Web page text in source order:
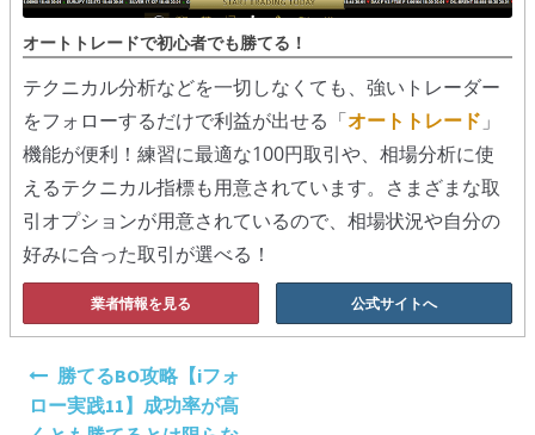
オートトレードで初心者でも勝てる！
テクニカル分析などを一切しなくても、強いトレーダー
をフォローするだけで利益が出せる「オートトレード 」
機能が便利！練習に最適な100円取引や、相場分析に使
えるテクニカル指標も用意されています。さまざまな取
引オプションが用意されているので、相場状況や自分の
好みに合った取引が選べる！
業者情報を見る 公式サイトへ
勝てるBO攻略【iフォ
ロー実践11】成功率が高